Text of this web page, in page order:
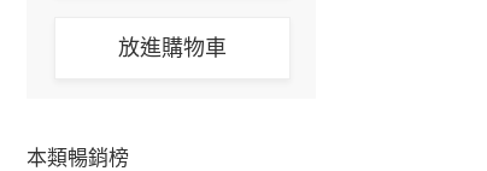
放進購物車
本類暢銷榜